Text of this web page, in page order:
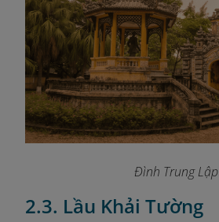
Đình Trung Lập
2.3. Lầu Khải Tường